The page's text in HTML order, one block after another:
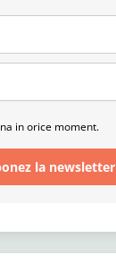
in orice moment.
la newsletter